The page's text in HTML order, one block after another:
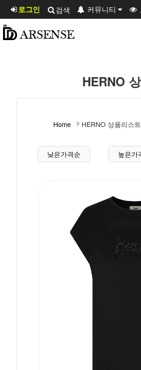
로그인 검색 커뮤니티
HERNO
Home HERNO 상품리스트
상품 정렬낮은가격순 높은가